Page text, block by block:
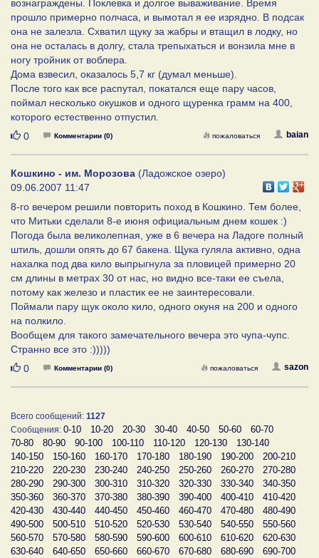
вознаграждены. Поклевка и долгое вываживание. Время
прошло примерно полчаса, и вымотал я ее изрядно. В подсак
она не залезла. Схватил щуку за жабры и втащил в лодку, но
она не осталась в долгу, стала трепыхаться и вонзила мне в
ногу тройник от воблера.
Дома взвесил, оказалось 5,7 кг (думал меньше).
После того как все распутал, покатался еще пару часов,
поймал несколько окушков и одного щуренка грамм на 400,
которого естественно отпустил.
Нравится
0 Комментарии (0) baian
пожаловаться
Кошкино - им. Морозова (Ладожское озеро)
09.06.2007 11:47
8-го вечером решили повторить поход в Кошкино. Тем более,
что Митьки сделали 8-е июня официальным днем кошек :)
Погода была великолепная, уже в 6 вечера на Ладоге полный
штиль, дошли опять до 67 бакена. Щука гуляла активно, одна
нахалка под два кило выпрыгнула за пловицей примерно 20
см длины в метрах 30 от нас, но видно все-таки ее съела,
потому как железо и пластик ее не заинтересовали.
Поймали пару щук около кило, одного окуня на 200 и одного
на полкило.
Вообщем для такого замечательного вечера это чупа-чупс.
Странно все это :)))))
Нравится
0 Комментарии (0) sazon
пожаловаться
Всего сообщений: 1127
Сообщения: 0-10 10-20 20-30 30-40 40-50 50-60
60-70
70-80
80-90 90-100 100-110 110-120 120-130
130-140
140-150
150-160 160-170 170-180 180-190 190-200
200-210
210-220
220-230 230-240 240-250 250-260 260-270
270-280
280-290
290-300 300-310 310-320 320-330 330-340
340-350
350-360
360-370 370-380 380-390 390-400 400-410
410-420
420-430
430-440 440-450 450-460 460-470 470-480
480-490
490-500
500-510 510-520 520-530 530-540 540-550
550-560
560-570
570-580 580-590 590-600 600-610 610-620
620-630
630-640
640-650 650-660 660-670 670-680 680-690
690-700